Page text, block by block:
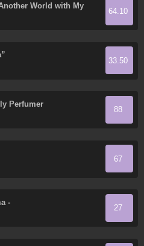
World with My
64.10
33.50
Perfumer
88
67
-
27